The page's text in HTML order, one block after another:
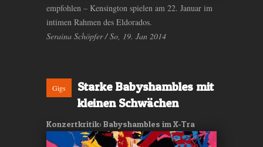
empfohlen – Kensington spielen am 22. Januar im
intimen Rahmen des Eldorados.
Seraina Schöpfer / So, 19. Jan 2014
Gigs
Starke Babyshambles mit
kleinen Schwächen
Konzertkritik: Babyshambles im X-Tra